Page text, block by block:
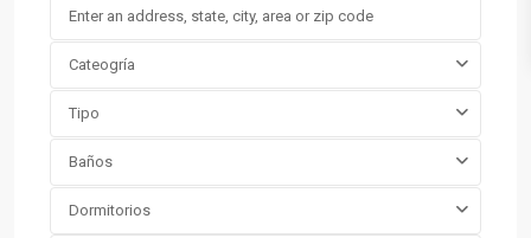
Cateogría
Tipo
Baños
Dormitorios